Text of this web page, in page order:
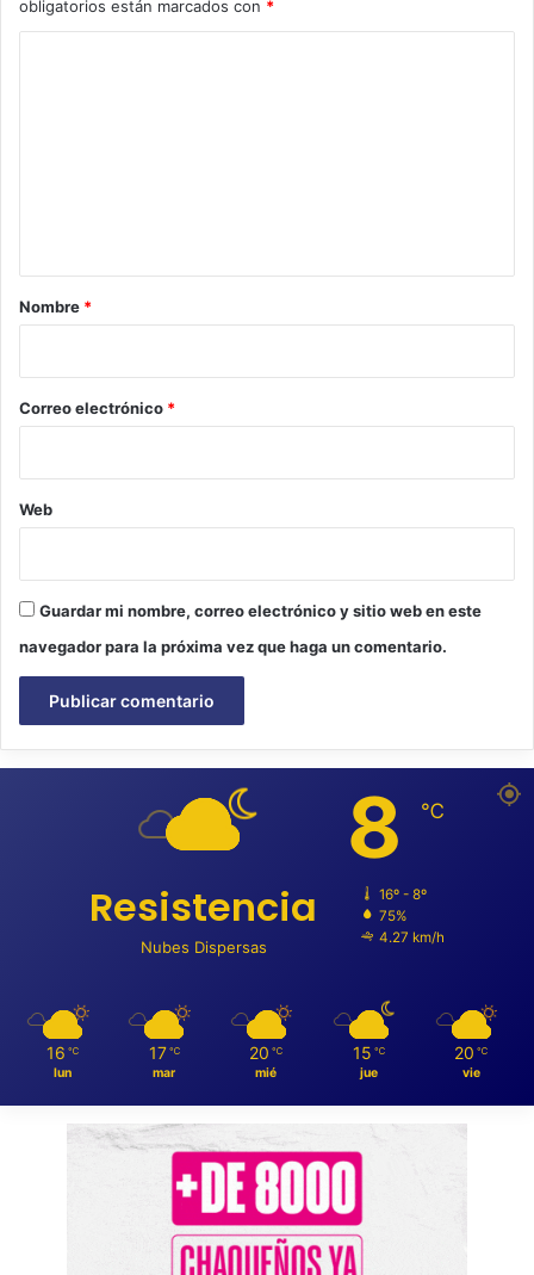
obligatorios están marcados con *
r
*
Nombre *
Correo electrónico *
Web
Guardar mi nombre, correo electrónico y sitio web en este
navegador para la próxima vez que haga un comentario.
Resistencia
Nubes Dispersas
8 ℃
16º - 8º
75%
4.27 km/h
16 ℃
lun
17 ℃
mar
20 ℃
mié
15 ℃
jue
20 ℃
vie